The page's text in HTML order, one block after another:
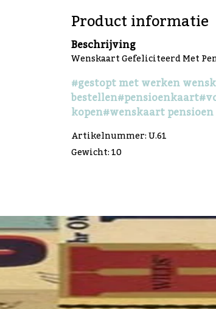
Product informatie
Beschrijving
Wenskaart Gefeliciteerd Met
#gestopt met werken
bestellen#pensioenkaart
kopen#wenskaart pensioen
Artikelnummer: U.61
Gewicht: 10